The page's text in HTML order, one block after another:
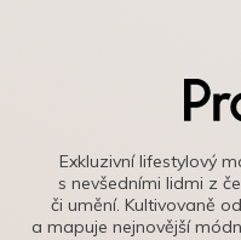
Exkluzivní lifestylový
s nevšedními lidmi z
či umění. Kultivovaně
a mapuje nejnovější